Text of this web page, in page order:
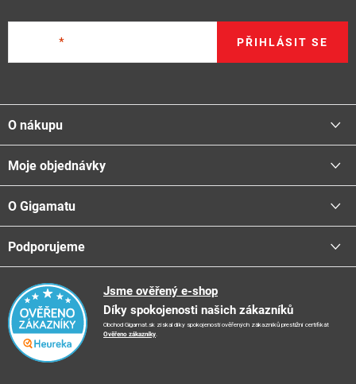
PŘIHLÁSIT SE
á
p
a
O nákupu
Proč nakupovat u nás
Platba - možnosti
Centrála a odběrná místa
Reklamační řád
Vrácení zboží a reklamace
Doporučení při nákupu
Ochrana osobních údajů
Moje objednávky
Přihlásit
O Gigamatu
📞Kontakty
📺TV reklama
📝Blog
🤝 Partneři
Podporujeme
Podporujeme
🏨FN Bulovka
🏨Nemocnice Homolka
Jsme ověřený e-shop
Díky spokojenosti našich zákazníků
Obchod Gigamat.sk získal díky spokojenosti ověřených zákazníků prestižní certifikát
Ověřeno zákazníky.